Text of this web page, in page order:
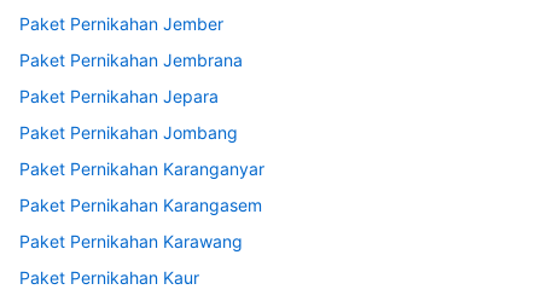
Paket Pernikahan Jember
Paket Pernikahan Jembrana
Paket Pernikahan Jepara
Paket Pernikahan Jombang
Paket Pernikahan Karanganyar
Paket Pernikahan Karangasem
Paket Pernikahan Karawang
Paket Pernikahan Kaur